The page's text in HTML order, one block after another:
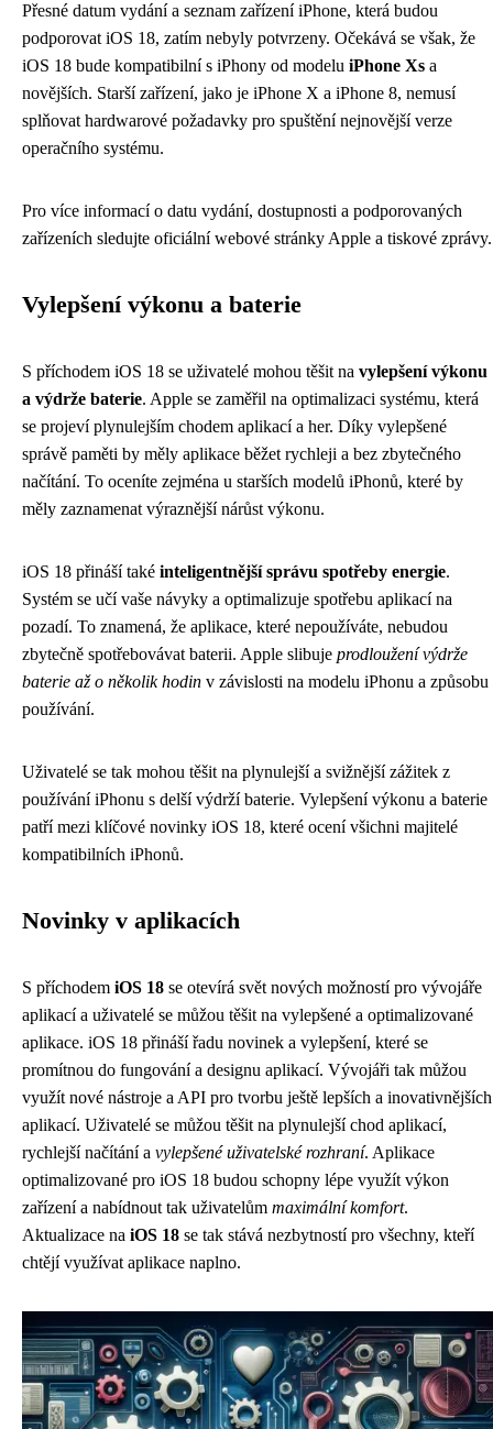
Přesné datum vydání a seznam zařízení iPhone, která budou
podporovat iOS 18, zatím nebyly potvrzeny. Očekává se však, že
iOS 18 bude kompatibilní s iPhony od modelu iPhone Xs a
novějších. Starší zařízení, jako je iPhone X a iPhone 8, nemusí
splňovat hardwarové požadavky pro spuštění nejnovější verze
operačního systému.
Pro více informací o datu vydání, dostupnosti a podporovaných
zařízeních sledujte oficiální webové stránky Apple a tiskové zprávy.
Vylepšení výkonu a baterie
S příchodem iOS 18 se uživatelé mohou těšit na vylepšení výkonu
a výdrže baterie. Apple se zaměřil na optimalizaci systému, která
se projeví plynulejším chodem aplikací a her. Díky vylepšené
správě paměti by měly aplikace běžet rychleji a bez zbytečného
načítání. To oceníte zejména u starších modelů iPhonů, které by
měly zaznamenat výraznější nárůst výkonu.
iOS 18 přináší také inteligentnější správu spotřeby energie.
Systém se učí vaše návyky a optimalizuje spotřebu aplikací na
pozadí. To znamená, že aplikace, které nepoužíváte, nebudou
zbytečně spotřebovávat baterii. Apple slibuje prodloužení výdrže
baterie až o několik hodin v závislosti na modelu iPhonu a způsobu
používání.
Uživatelé se tak mohou těšit na plynulejší a svižnější zážitek z
používání iPhonu s delší výdrží baterie. Vylepšení výkonu a baterie
patří mezi klíčové novinky iOS 18, které ocení všichni majitelé
kompatibilních iPhonů.
Novinky v aplikacích
S příchodem iOS 18 se otevírá svět nových možností pro vývojáře
aplikací a uživatelé se můžou těšit na vylepšené a optimalizované
aplikace. iOS 18 přináší řadu novinek a vylepšení, které se
promítnou do fungování a designu aplikací. Vývojáři tak můžou
využít nové nástroje a API pro tvorbu ještě lepších a inovativnějších
aplikací. Uživatelé se můžou těšit na plynulejší chod aplikací,
rychlejší načítání a vylepšené uživatelské rozhraní. Aplikace
optimalizované pro iOS 18 budou schopny lépe využít výkon
zařízení a nabídnout tak uživatelům maximální komfort.
Aktualizace na iOS 18 se tak stává nezbytností pro všechny, kteří
chtějí využívat aplikace naplno.